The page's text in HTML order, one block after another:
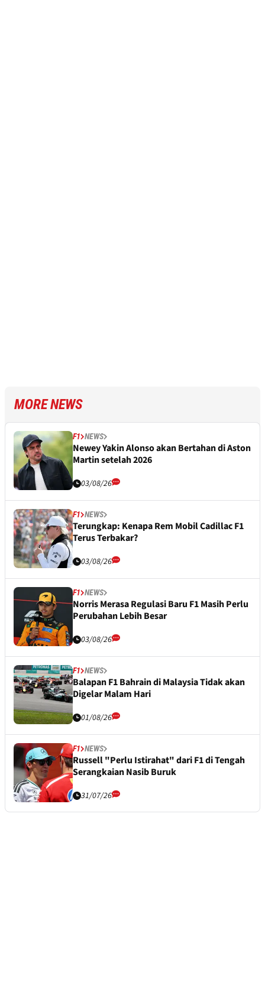
MORE NEWS
F1 NEWS
Newey Yakin Alonso akan Bertahan di Aston
Martin setelah 2026
03/08/26
F1 NEWS
Terungkap: Kenapa Rem Mobil Cadillac F1
Terus Terbakar?
03/08/26
F1 NEWS
Norris Merasa Regulasi Baru F1 Masih Perlu
Perubahan Lebih Besar
03/08/26
F1 NEWS
Balapan F1 Bahrain di Malaysia Tidak akan
Digelar Malam Hari
01/08/26
F1 NEWS
Russell "Perlu Istirahat" dari F1 di Tengah
Serangkaian Nasib Buruk
31/07/26